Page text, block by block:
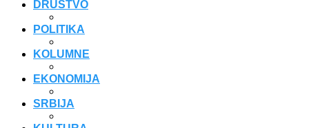
DRUŠTVO
POLITIKA
KOLUMNE
EKONOMIJA
SRBIJA